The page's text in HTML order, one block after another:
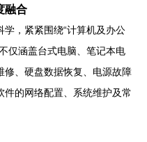
融合
，紧紧围绕“计算机及办公
仅涵盖台式电脑、笔记本电
修、硬盘数据恢复、电源故障
的网络配置、系统维护及常